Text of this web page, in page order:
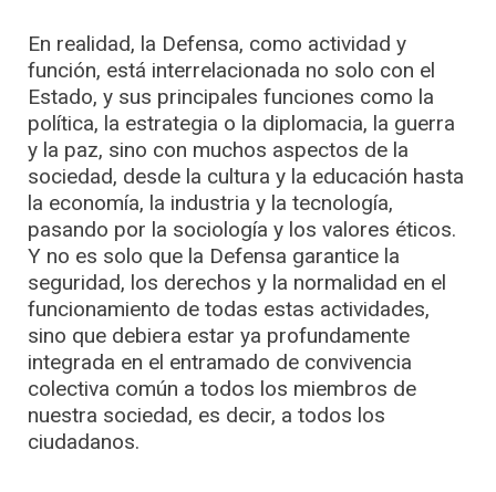
En realidad, la Defensa, como actividad y
función, está interrelacionada no solo con el
Estado, y sus principales funciones como la
política, la estrategia o la diplomacia, la guerra
y la paz, sino con muchos aspectos de la
sociedad, desde la cultura y la educación hasta
la economía, la industria y la tecnología,
pasando por la sociología y los valores éticos.
Y no es solo que la Defensa garantice la
seguridad, los derechos y la normalidad en el
funcionamiento de todas estas actividades,
sino que debiera estar ya profundamente
integrada en el entramado de convivencia
colectiva común a todos los miembros de
nuestra sociedad, es decir, a todos los
ciudadanos.